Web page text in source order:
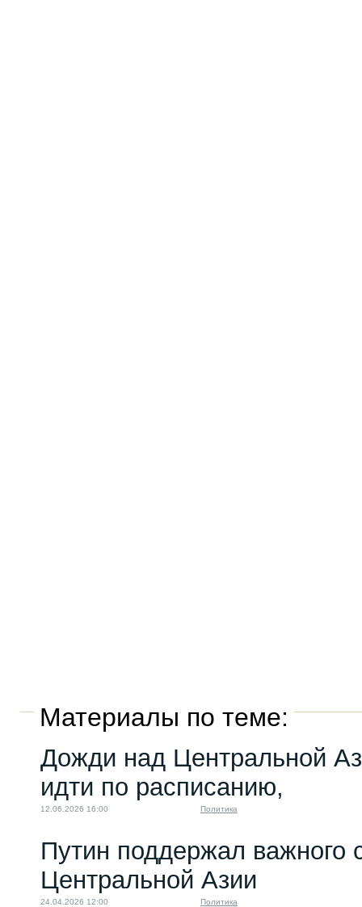
Материалы по теме:
Дожди над Центральной
идти по расписанию,
12.06.2026 16:00 Политика
Путин поддержал важного
Центральной Азии
24.04.2026 12:00 Политика